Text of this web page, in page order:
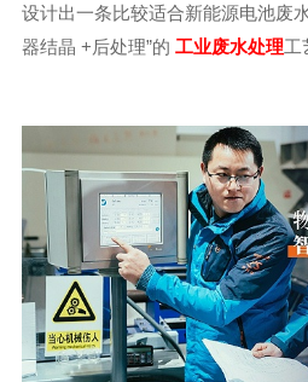
设计出一条比较适合新能源电池废
器结晶 +后处理”的 工业废水处理工